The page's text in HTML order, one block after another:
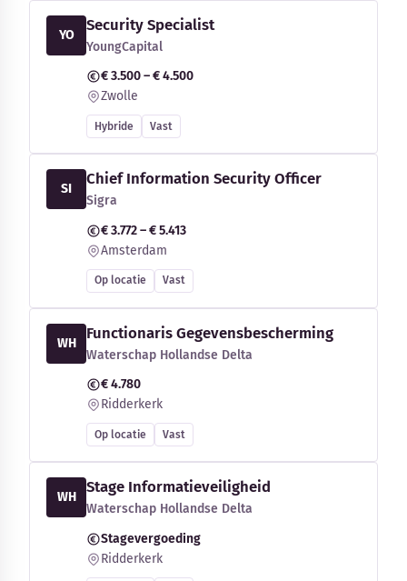
YO
Security Specialist
YoungCapital
€ 3.500 – € 4.500
Zwolle
Hybride Vast
SI
Chief Information Security Officer
Sigra
€ 3.772 – € 5.413
Amsterdam
Op locatie Vast
WH
Functionaris Gegevensbescherming
Waterschap Hollandse Delta
€ 4.780
Ridderkerk
Op locatie Vast
WH
Stage Informatieveiligheid
Waterschap Hollandse Delta
Stagevergoeding
Ridderkerk